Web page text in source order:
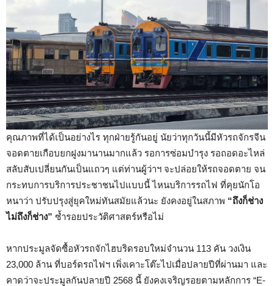
คุณภาพที่ได้เป็นอย่างไร ทุกฝ่ายรู้กันอยู่ นัยว่าทุกวันนี้มีหัวรถจักรจีน
จอดตายเกือบยกฝูงมานานมากแล้ว รอการซ่อมบำรุง รอถอดอะไหล่
สลับสับเปลี่ยนกันเป็นแถวๆ แต่ท่านผู้ว่าฯ จะปล่อยให้รถจอดตาย จน
กระทบการบริการประชาชนไปแบบนี้ ไหนบริการรถไฟ ที่คุยนักโอ
หนาว่า ปรับปรุงสู่ยุคใหม่ทันสมัยแล้วนะ ยังคงอยู่ในสภาพ “ถึงก็ช่าง
ไม่ถึงก็ช่าง” ซ้ำรอยประวัติศาสตร์หรือไม่
หากประมูลจัดซื้อหัวรถจักไฮบริดรอบใหม่จำนวน 113 คัน วงเงิน
23,000 ล้าน ที่บอร์ดรถไฟฯ เพิ่งเคาะโต๊ะไปเมื่อปลายปีที่ผ่านมา และ
คาดว่าจะประมูลกันปลายปี 2568 นี้ ยังคงเจริญรอยตามหลักการ “E-